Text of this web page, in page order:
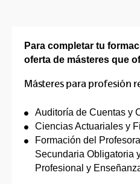
Para completar tu
oferta de másteres que
Másteres para profesión
Auditoría de Cuentas y
Ciencias Actuariales y
Formación del
Secundaria Obligatoria
Profesional y